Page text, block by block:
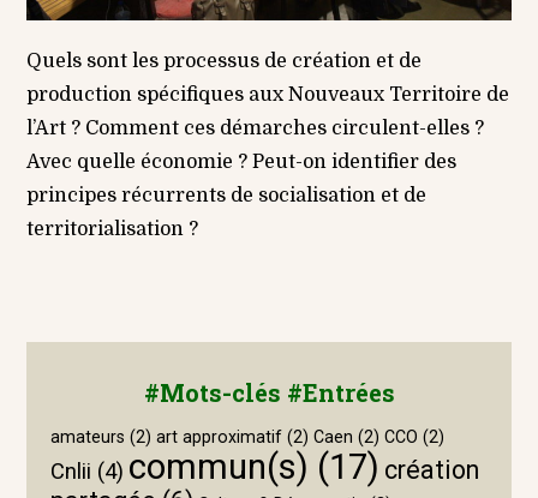
Quels sont les processus de création et de
production spécifiques aux Nouveaux Territoire de
l’Art ? Comment ces démarches circulent-elles ?
Avec quelle économie ? Peut-on identifier des
principes récurrents de socialisation et de
territorialisation ?
#Mots-clés #Entrées
amateurs (2) art approximatif (2) Caen (2) CCO (2)
Cnlii (4) commun(s) (17) création